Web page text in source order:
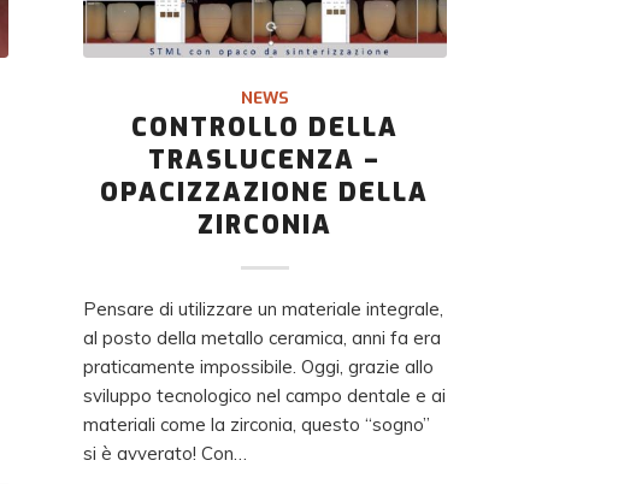
NEWS
CONTROLLO DELLA
TRASLUCENZA –
OPACIZZAZIONE DELLA
ZIRCONIA
Pensare di utilizzare un materiale integrale,
al posto della metallo ceramica, anni fa era
praticamente impossibile. Oggi, grazie allo
sviluppo tecnologico nel campo dentale e ai
materiali come la zirconia, questo “sogno”
si è avverato! Con…